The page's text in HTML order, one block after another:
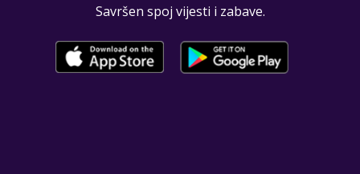
Savršen spoj vijesti i zabave.